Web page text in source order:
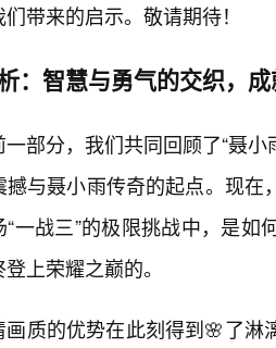
带来的启示。敬请期待！
：智慧与勇气的交织，
一部分，我们共同回顾了“聂
撼与聂小雨传奇的起点。现
“一战三”的极限挑战中，是
上荣耀之巅的。
画质的优势在此刻得到🌸了